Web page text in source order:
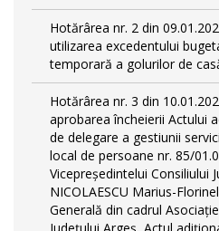
Hotărârea nr. 2 din
utilizarea excedentului
temporară a golurilor de
Hotărârea nr. 3 din
aprobarea încheierii Actului
de delegare a gestiunii
local de persoane nr. 85/
Vicepreședintelui Consiliului
NICOLAESCU Marius-
Generală din cadrul